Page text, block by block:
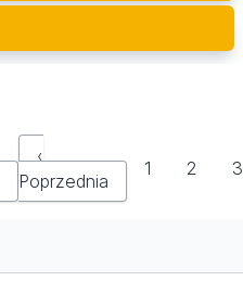
‹
Poprzednia
1 2 3